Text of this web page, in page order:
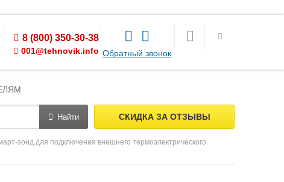
Обратный звонок
8 (800) 350-30-38
001@tehnovik.info
Найти СКИДКА ЗА ОТЗЫВЫ
зонд для подключения внешнего термоэлектрического